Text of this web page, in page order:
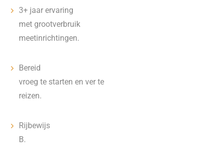
3+ jaar ervaring
met grootverbruik
meetinrichtingen.
Bereid
vroeg te starten en ver te
reizen.
Rijbewijs
B.